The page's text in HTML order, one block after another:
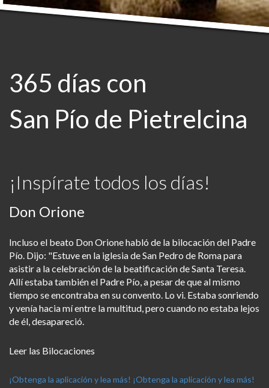
365 días con
San Pío de Pietrelcina
¡Inspírate todos los días!
Don Orione
Incluso el beato Don Orione habló de la bilocación del Padre
Pío. Dijo: "Estuve en la iglesia de San Pedro de Roma para
asistir a la celebración de la beatificación de Santa Teresa.
Allí estaba también el Padre Pío, a pesar de que al mismo
tiempo se encontraba en su convento. Lo vi. Estaba sonriendo
y venía hacia mí entre la multitud, pero cuando no estaba lejos
de él, desapareció.
Leer las Bilocaciones
¡Obtenga la aplicación y lea más! ¡Obtenga la aplicación y lea más!